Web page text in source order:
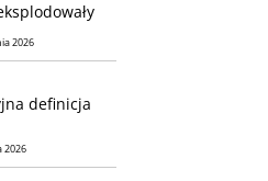
2026
definicja
2026